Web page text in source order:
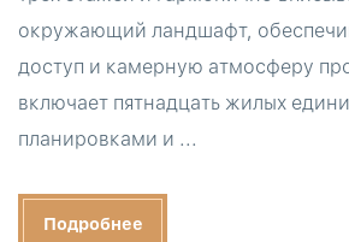
окружающий ландшафт,
доступ и камерную атмосферу
включает пятнадцать жилых
планировками и ...
Подробнее